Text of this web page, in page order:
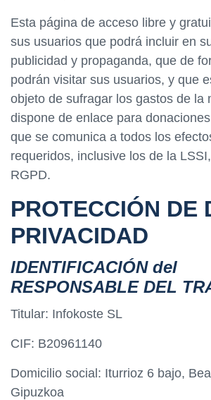
Esta página de acceso libre y
sus usuarios que podrá incluir en
publicidad y propaganda, que de
podrán visitar sus usuarios, y que
objeto de sufragar los gastos de la
dispone de enlace para
que se comunica a todos los
requeridos, inclusive los de la
RGPD.
PROTECCIÓN DE
PRIVACIDAD
IDENTIFICACIÓN del
RESPONSABLE DEL
Titular: Infokoste SL
CIF: B20961140
Domicilio social: Iturrioz 6 bajo,
Gipuzkoa